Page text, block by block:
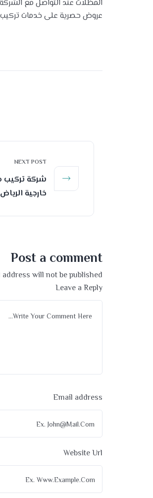
المظلات عند التواصل مع
عروض حصرية على خدمات تركيب
NEXT POST
شركة
خارجية الرياض
Post a comment
will not be published.
Leave a Reply
Email address
Website Url